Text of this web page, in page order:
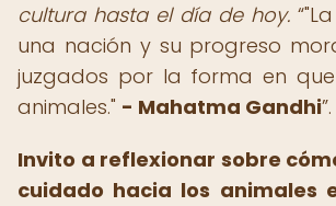
cultura hasta el día de hoy.
una nación y su progreso
juzgados por la forma en
animales." - Mahatma Gandhi .
Invito a reflexionar sobre
cuidado hacia los animales